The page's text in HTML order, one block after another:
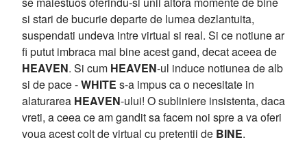
si stari de bucurie departe de lumea dezlantuita,
suspendati undeva intre virtual si real. Si ce notiune ar
fi putut imbraca mai bine acest gand, decat aceea de
HEAVEN. Si cum HEAVEN-ul induce notiunea de alb
si de pace -WHITE s-a impus ca o necesitate in
alaturarea HEAVEN-ului! O subliniere insistenta, daca
vreti, a ceea ce am gandit sa facem noi spre a va oferi
voua acest colt de virtual cu pretentii de BINE.